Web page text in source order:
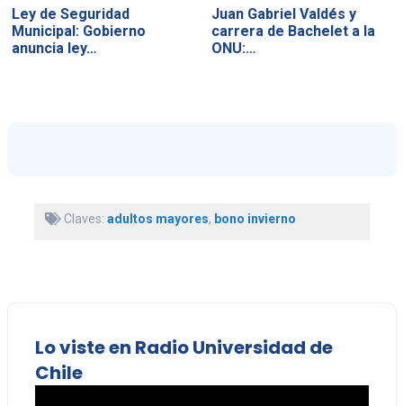
Ley de Seguridad
Municipal: Gobierno
anuncia ley…
Juan Gabriel Valdés y
carrera de Bachelet a la
ONU:…
Claves: adultos mayores, bono invierno
Lo viste en Radio Universidad de
Chile